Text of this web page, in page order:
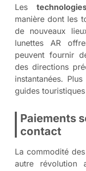
Les
manière dont les
de nouveaux
lunettes AR
peuvent fournir
des directions
instantanées.
guides
Paiements
contact
La commodité
autre révolution